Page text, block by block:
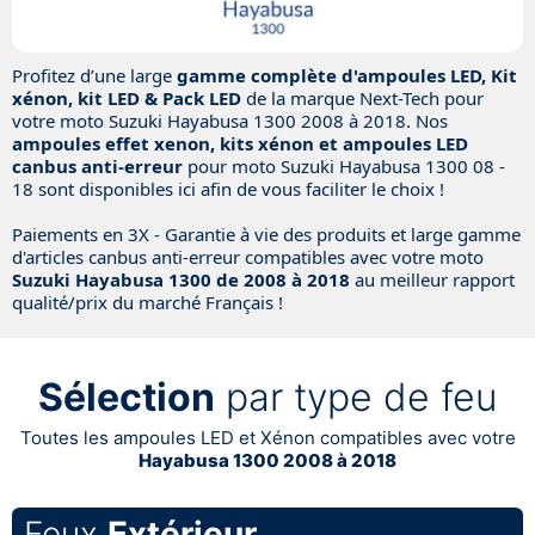
Profitez d’une large gamme complète d'ampoules LED, Kit
xénon, kit LED & Pack LED de la marque Next-Tech pour
votre moto Suzuki Hayabusa 1300 2008 à 2018. Nos
ampoules effet xenon, kits xénon et ampoules LED
canbus anti-erreur pour moto Suzuki Hayabusa 1300 08 -
18 sont disponibles ici afin de vous faciliter le choix !
Paiements en 3X - Garantie à vie des produits et large gamme
d'articles canbus anti-erreur compatibles avec votre moto
Suzuki Hayabusa 1300 de 2008 à 2018 au meilleur rapport
qualité/prix du marché Français !
Sélection par type de feu
Toutes les ampoules LED et Xénon compatibles avec votre
Hayabusa 1300 2008 à 2018